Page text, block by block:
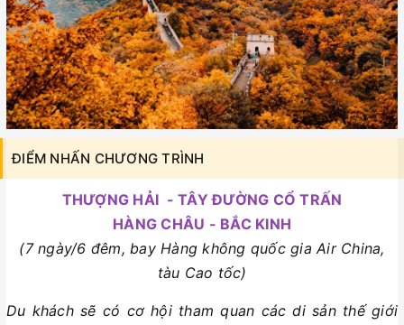
ĐIỂM NHẤN CHƯƠNG TRÌNH
THƯỢNG HẢI - TÂY ĐƯỜNG CỔ TRẤN
HÀNG CHÂU - BẮC KINH
(7 ngày/6 đêm, bay Hàng không quốc gia Air China,
tàu Cao tốc)
Du khách sẽ có cơ hội tham quan các di sản thế giới